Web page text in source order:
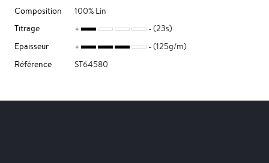
Composition
100% Lin
Titrage
(23s)
Epaisseur
(125g/m)
Référence
ST64580